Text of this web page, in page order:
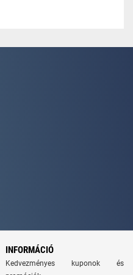
INFORMÁCIÓ
Kedvezményes kuponok és